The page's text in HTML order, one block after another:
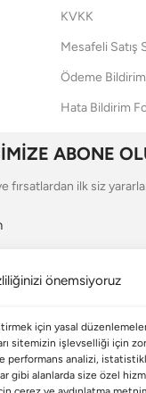
önemsiyoruz
için yasal
sitemizin işlevselliği için
performans analizi,
gibi alanlarda size özel
KVKK
Mesafeli Satış
Ödeme
Hata Bildirim
ABONE
fırsatlardan ilk siz